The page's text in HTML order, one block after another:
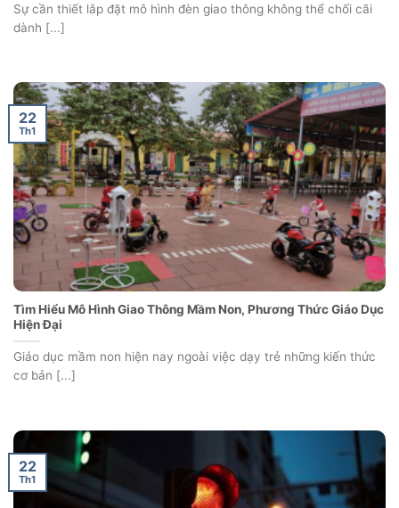
Sự cần thiết lắp đặt mô hình đèn giao thông không thể chối cãi
dành [...]
Tìm Hiểu Mô Hình Giao Thông Mầm Non, Phương Thức Giáo Dục
Hiện Đại
Giáo dục mầm non hiện nay ngoài việc dạy trẻ những kiến thức
cơ bản [...]
22
Th1
22
Th1